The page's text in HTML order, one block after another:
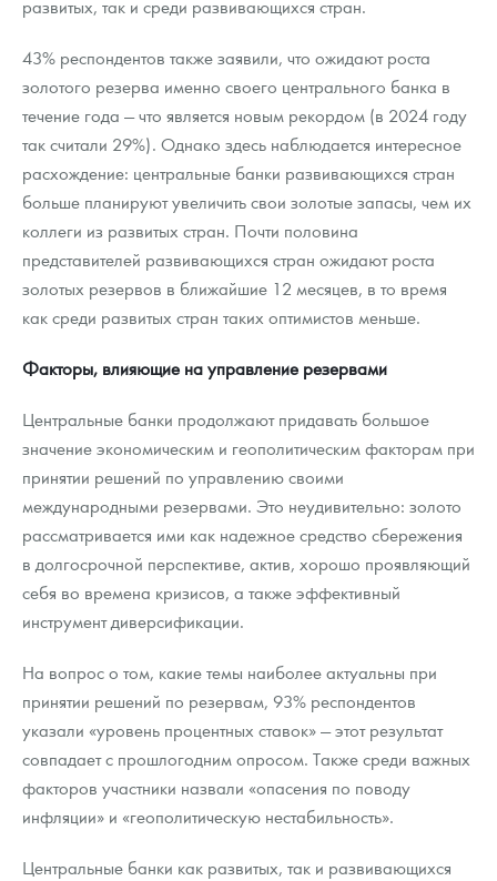
развитых, так и среди развивающихся стран.
43% респондентов также заявили, что ожидают роста
золотого резерва именно своего центрального банка в
течение года — что является новым рекордом (в 2024 году
так считали 29%). Однако здесь наблюдается интересное
расхождение: центральные банки развивающихся стран
больше планируют увеличить свои золотые запасы, чем их
коллеги из развитых стран. Почти половина
представителей развивающихся стран ожидают роста
золотых резервов в ближайшие 12 месяцев, в то время
как среди развитых стран таких оптимистов меньше.
Факторы, влияющие на управление резервами
Центральные банки продолжают придавать большое
значение экономическим и геополитическим факторам при
принятии решений по управлению своими
международными резервами. Это неудивительно: золото
рассматривается ими как надежное средство сбережения
в долгосрочной перспективе, актив, хорошо проявляющий
себя во времена кризисов, а также эффективный
инструмент диверсификации.
На вопрос о том, какие темы наиболее актуальны при
принятии решений по резервам, 93% респондентов
указали «уровень процентных ставок» — этот результат
совпадает с прошлогодним опросом. Также среди важных
факторов участники назвали «опасения по поводу
инфляции» и «геополитическую нестабильность».
Центральные банки как развитых, так и развивающихся